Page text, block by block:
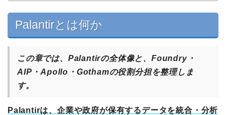
Palantirとは何か
この章では、Palantirの全体像と、Foundry・
AIP・Apollo・Gothamの役割分担を整理しま
す。
Palantirは、企業や政府が保有するデータを統合・分析